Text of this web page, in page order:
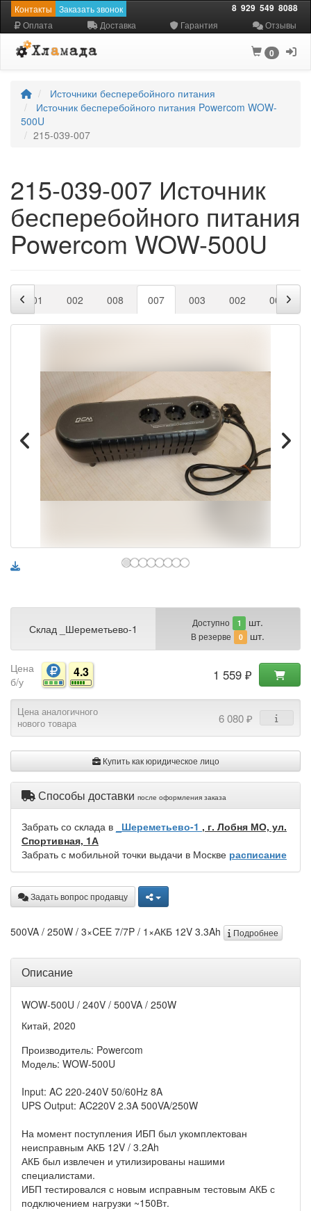
Контакты Заказать звонок 8 929 549 8088
Оплата Доставка Гарантия Отзывы
0
Источники бесперебойного питания
Источник бесперебойного питания Powercom WOW-
500U
215-039-007
215-039-007 Источник
бесперебойного питания
Powercom WOW-500U
001 002 008 007 003 002 001
Склад _Шереметьево-1 Доступно 1 шт.
В резерве 0 шт.
Цена
б/у
4.3 1 559 ₽
Цена аналогичного
нового товара
6 080 ₽
Купить как юридическое лицо
Способы доставки после оформления заказа
Забрать со склада в _Шереметьево-1 , г. Лобня МО, ул.
Спортивная, 1А
Забрать с мобильной точки выдачи в Москве расписание
Задать вопрос продавцу
500VA / 250W / 3×CEE 7/7P / 1×АКБ 12V 3.3Ah Подробнее
Описание
WOW-500U / 240V / 500VA / 250W
Китай, 2020
Производитель: Powercom
Модель: WOW-500U
Input: AC 220-240V 50/60Hz 8A
UPS Output: AC220V 2.3A 500VA/250W
На момент поступления ИБП был укомплектован
неисправным АКБ 12V / 3.2Ah
АКБ был извлечен и утилизированы нашими
специалистами.
ИБП тестировался с новым исправным тестовым АКБ с
подключением нагрузки ~150Вт.